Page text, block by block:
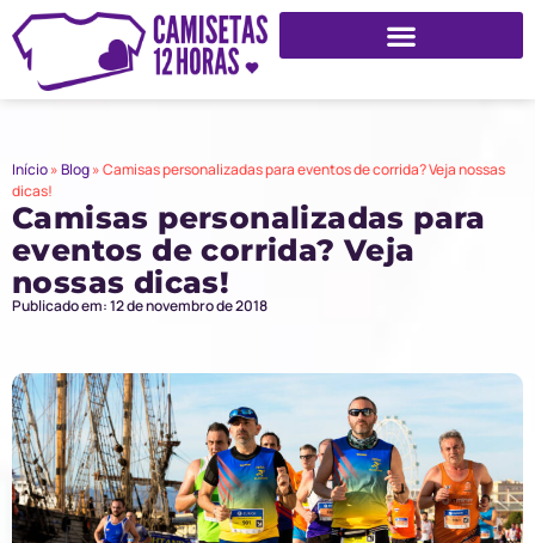
Início»Blog»Camisas personalizadas para eventos de corrida? Veja nossas
dicas!
Camisas personalizadas para
eventos de corrida? Veja
nossas dicas!
Publicado em: 12 de novembro de 2018